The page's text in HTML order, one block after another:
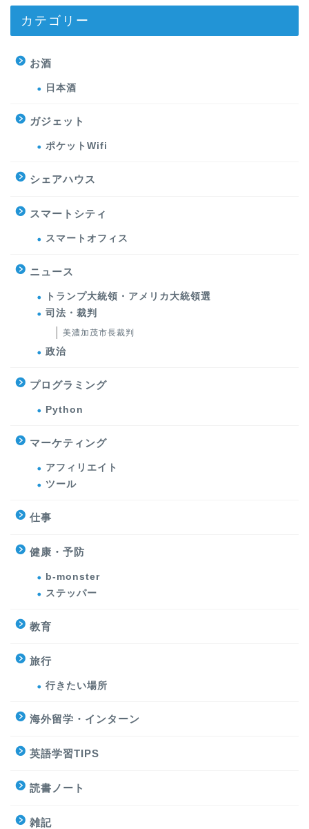
カテゴリー
お酒
日本酒
ガジェット
ポケットWifi
シェアハウス
スマートシティ
スマートオフィス
ニュース
トランプ大統領・アメリカ大統領選
司法・裁判
美濃加茂市長裁判
政治
プログラミング
Python
マーケティング
アフィリエイト
ツール
仕事
健康・予防
b-monster
ステッパー
教育
旅行
行きたい場所
海外留学・インターン
英語学習TIPS
読書ノート
雑記